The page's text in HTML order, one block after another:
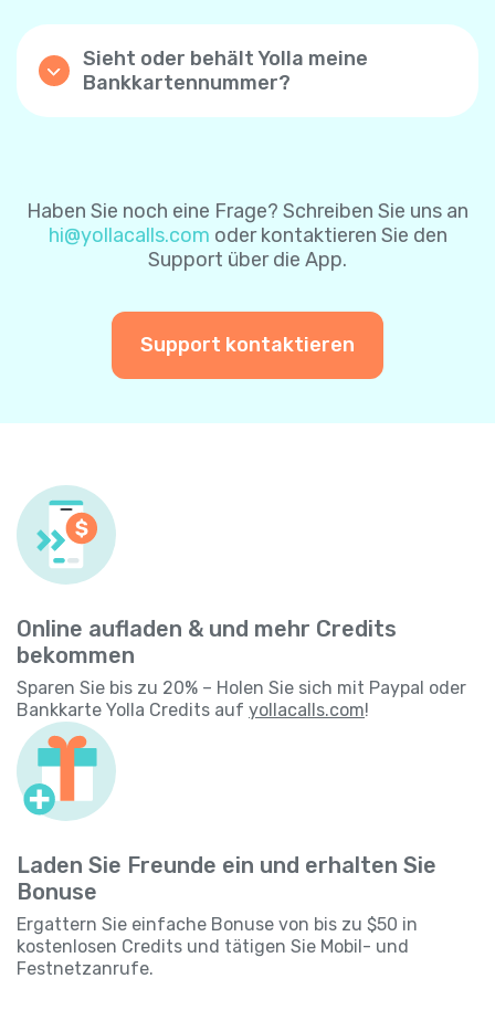
nach erfolgreicher Zahlung zu aktivieren.
Mit dieser Einstellung wird Ihr Yolla-
Guthaben automatisch aufgeladen, wenn
das Guthaben unter $1 beträgt. Wenn Sie die
ändern.
Sie können die Funktion „automatisch
aufladen“ jederzeit deaktivieren.
Sieht oder behält Yolla meine
Bankkartennummer?
Zahlungssystem entscheiden, um Ihre
Karteninformationen für zukünftige
Zahlungen zu speichern. Auf diese Weise
eingeben.
Haben Sie noch eine Frage? Schreiben Sie uns an
hi@yollacalls.com oder kontaktieren Sie den
Support über die App.
Support kontaktieren
Online aufladen & und mehr Credits
bekommen
Sparen Sie bis zu 20% – Holen Sie sich mit Paypal oder
Bankkarte Yolla Credits auf yollacalls.com!
Laden Sie Freunde ein und erhalten Sie
Bonuse
Ergattern Sie einfache Bonuse von bis zu $50 in
kostenlosen Credits und tätigen Sie Mobil- und
Festnetzanrufe.